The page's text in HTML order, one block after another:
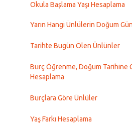
Okula Başlama Yaşı Hesaplama
Yarın Hangi Ünlülerin Doğum
Tarihte Bugün Ölen Ünlünler
Burç Öğrenme, Doğum Tarihine
Hesaplama
Burçlara Göre Ünlüler
Yaş Farkı Hesaplama